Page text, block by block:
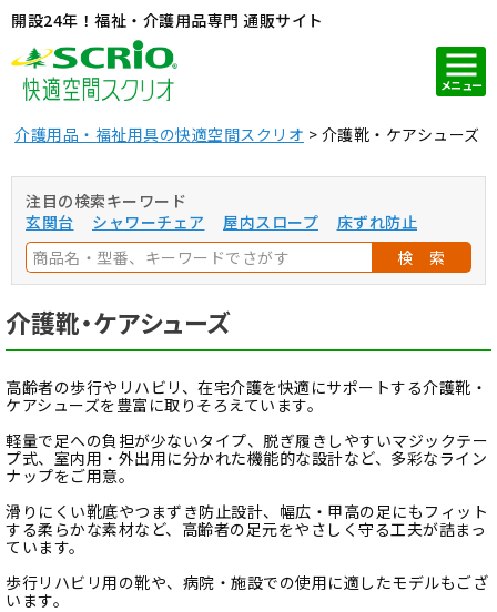
開設24年！福祉・介護用品専門 通販サイト
メニュー
介護用品・福祉用具の快適空間スクリオ 介護靴・ケアシューズ
注目の検索キーワード
玄関台
シャワーチェア 屋内スロープ
床ずれ防止
検 索
介護靴・ケアシューズ
高齢者の歩行やリハビリ、在宅介護を快適にサポートする介護靴・
ケアシューズを豊富に取りそろえています。
軽量で足への負担が少ないタイプ、脱ぎ履きしやすいマジックテー
プ式、室内用・外出用に分かれた機能的な設計など、多彩なライン
ナップをご用意。
滑りにくい靴底やつまずき防止設計、幅広・甲高の足にもフィット
する柔らかな素材など、高齢者の足元をやさしく守る工夫が詰まっ
ています。
歩行リハビリ用の靴や、病院・施設での使用に適したモデルもござ
います。